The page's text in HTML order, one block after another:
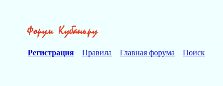
Регистрация Правила Главная форума Поиск